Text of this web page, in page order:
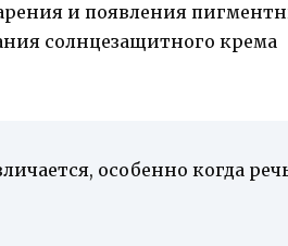
и появления
солнцезащитного крема
особенно когда